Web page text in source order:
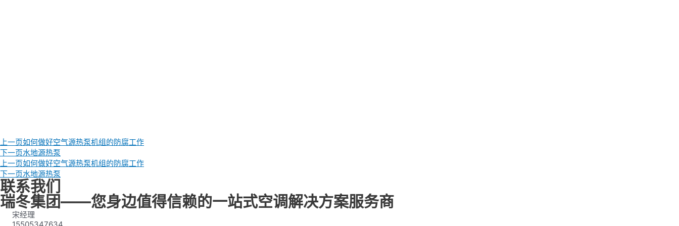
上一页如何做好空气源热泵机组的防腐工作
下一页水地源热泵
上一页如何做好空气源热泵机组的防腐工作
下一页水地源热泵
联系我们
瑞冬集团——您身边值得信赖的一站式空调解决方案服务商
宋经理